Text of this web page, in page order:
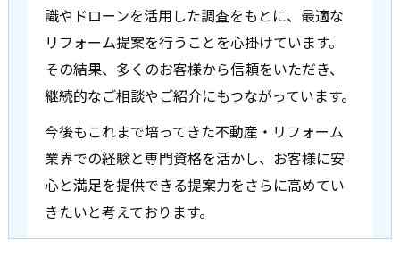
識やドローンを活用した調査をもとに、最適な
リフォーム提案を行うことを心掛けています。
その結果、多くのお客様から信頼をいただき、
継続的なご相談やご紹介にもつながっています。
今後もこれまで培ってきた不動産・リフォーム
業界での経験と専門資格を活かし、お客様に安
心と満足を提供できる提案力をさらに高めてい
きたいと考えております。